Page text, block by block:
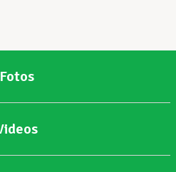
Fotos